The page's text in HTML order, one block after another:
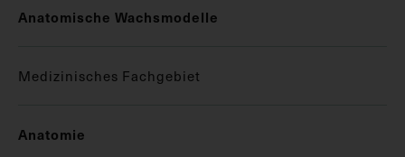
Anatomische Wachsmodelle
Medizinisches Fachgebiet
Anatomie